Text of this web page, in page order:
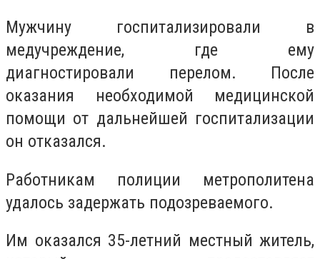
Мужчину госпитализировали в
медучреждение, где ему
диагностировали перелом. После
оказания необходимой медицинской
помощи от дальнейшей госпитализации
он отказался.
Работникам полиции метрополитена
удалось задержать подозреваемого.
Им оказался 35-летний местный житель,